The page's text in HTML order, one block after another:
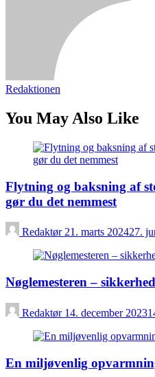
Redaktionen
You May Also Like
Flytning og baksning af
gør du det nemmest
Redaktør 21. marts 202427.
Nøglemesteren –
Redaktør 14. december 2023
En miljøvenlig